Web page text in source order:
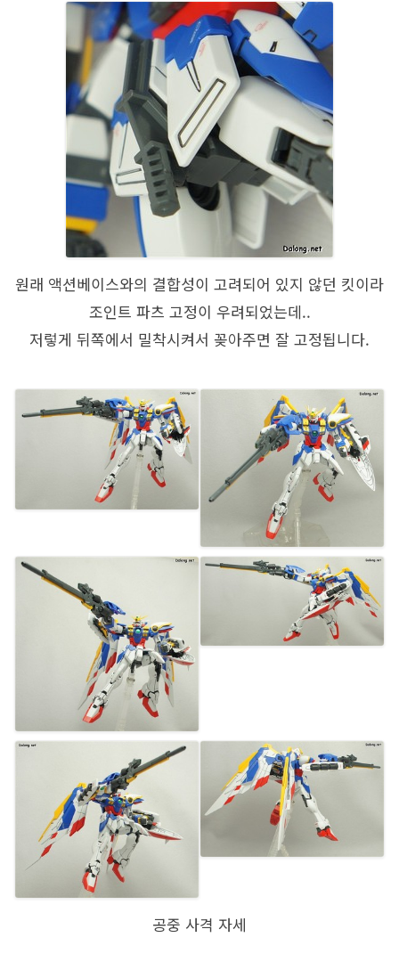
원래 액션베이스와의 결합성이 고려되어 있지 않던 킷이라
조인트 파츠 고정이 우려되었는데..
저렇게 뒤쪽에서 밀착시켜서 꽂아주면 잘 고정됩니다.
공중 사격 자세